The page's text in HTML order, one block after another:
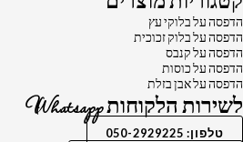
הדפסה על בלוקי עץ
הדפסה על בלוק זכוכית
הדפסה על קנבס
הדפסה על כוסות
הדפסה על אבן בזלת
לשירות הלקוחות Whatsapp
טלפון: 050-2929225